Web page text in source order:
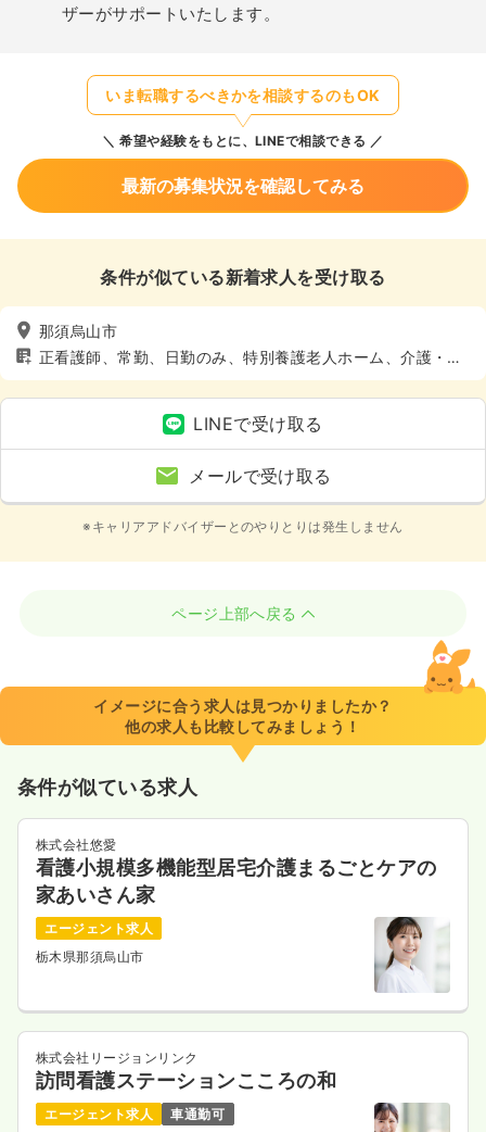
ザーがサポートいたします。
いま転職するべきかを相談するのもOK
希望や経験をもとに、LINEで相談できる
最新の募集状況を確認してみる
条件が似ている新着求人を受け取る
那須烏山市
正看護師、常勤、日勤のみ、特別養護老人ホーム、介護・福
祉系
LINEで受け取る
メールで受け取る
※キャリアアドバイザーとのやりとりは発生しません
ページ上部へ戻る
イメージに合う求人は見つかりましたか？
他の求人も比較してみましょう！
条件が似ている求人
株式会社悠愛
看護小規模多機能型居宅介護まるごとケアの
家あいさん家
エージェント求人
栃木県那須烏山市
株式会社リージョンリンク
訪問看護ステーションこころの和
エージェント求人
車通勤可